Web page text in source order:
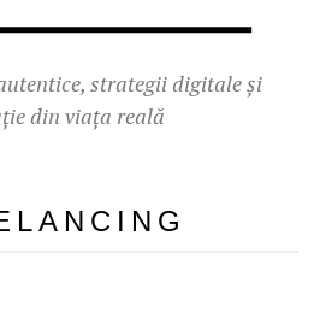
strategii digitale și
din viața reală